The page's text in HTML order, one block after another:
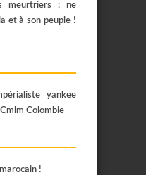
meurtriers : ne
et à son peuple !
yankee
Colombie
!